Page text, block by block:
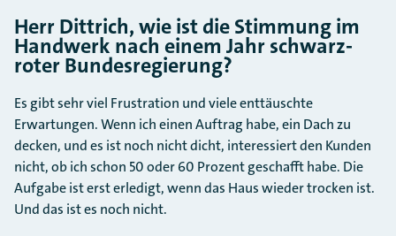
Herr Dittrich, wie ist die Stimmung im
Handwerk nach einem Jahr schwarz-
roter Bundesregierung?
Es gibt sehr viel Frustration und viele enttäuschte
Erwartungen. Wenn ich einen Auftrag habe, ein Dach zu
decken, und es ist noch nicht dicht, interessiert den Kunden
nicht, ob ich schon 50 oder 60 Prozent geschafft habe. Die
Aufgabe ist erst erledigt, wenn das Haus wieder trocken ist.
Und das ist es noch nicht.